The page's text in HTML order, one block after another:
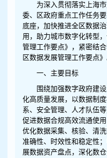
为深入贯彻落实上海
委、区政府重点工作任务
底座，加快推进全区数据
用，助力城市数字化转型
管理工作要点》，紧密结
区数据发展管理工作要点》
一、主要目标
围绕加强数字政府建
化高质量发展，以数据制
系、安全管理、人才队伍
促进数据合规高效流通使
优化数据采集、核验、清
准确性、时效性和稳定性
展数据资产盘点，深化数